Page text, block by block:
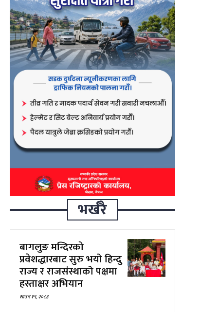
भर्खरै
बागलुङ मन्दिरको
प्रवेशद्धारबाट सुरु भयो हिन्दु
राज्य र राजसंस्थाको पक्षमा
हस्ताक्षर अभियान
साउन १९, २०८३